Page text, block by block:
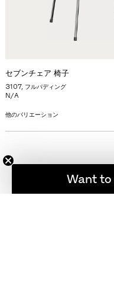
セブンチェア 椅子
3107, フルパディング
N/A
他のバリエーション
登録者
Want to